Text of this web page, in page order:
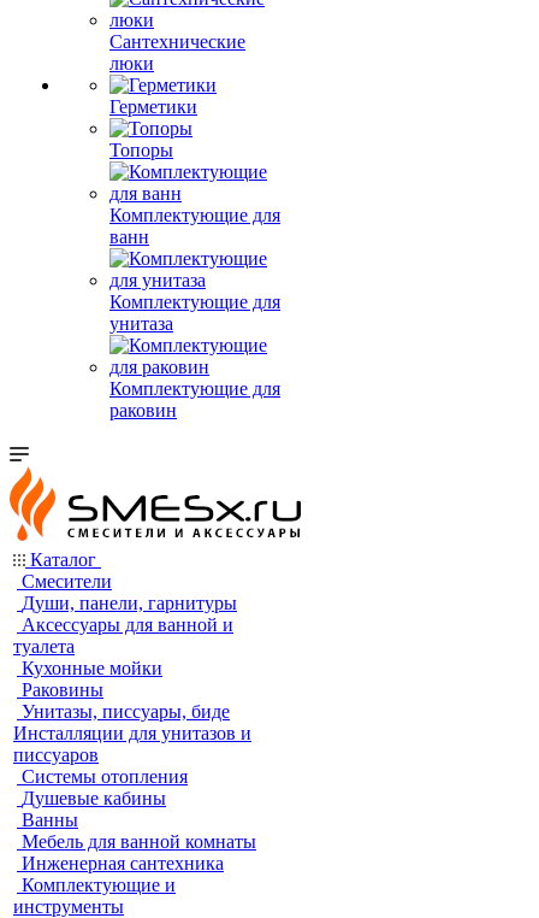
Сантехнические
люки
Герметики
Топоры
Комплектующие для
ванн
Комплектующие для
унитаза
Комплектующие для
раковин
Каталог
Смесители
Души, панели, гарнитуры
Аксессуары для ванной и
туалета
Кухонные мойки
Раковины
Унитазы, писсуары, биде
Инсталляции для унитазов и
писсуаров
Системы отопления
Душевые кабины
Ванны
Мебель для ванной комнаты
Инженерная сантехника
Комплектующие и
инструменты